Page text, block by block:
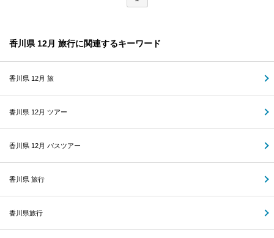
香川県 12月 旅行に関連するキーワード
香川県 12月 旅
香川県 12月 ツアー
香川県 12月 バスツアー
香川県 旅行
香川県旅行